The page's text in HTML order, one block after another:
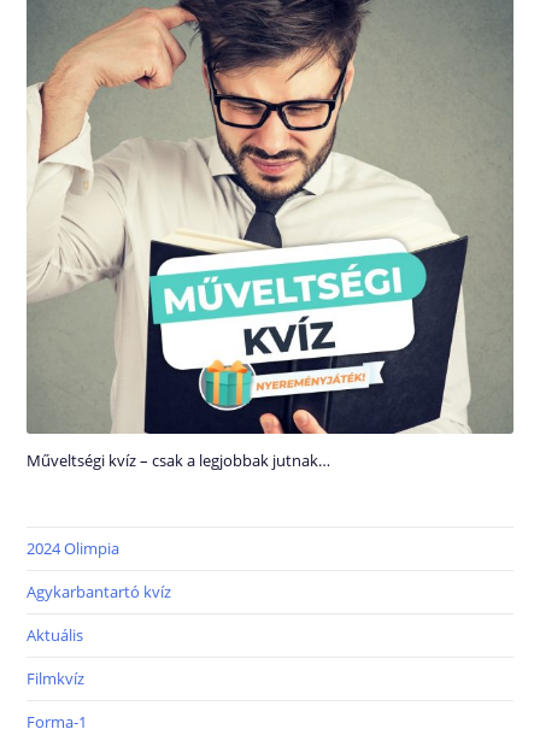
Műveltségi kvíz – csak a legjobbak jutnak…
2024 Olimpia
Agykarbantartó kvíz
Aktuális
Filmkvíz
Forma-1